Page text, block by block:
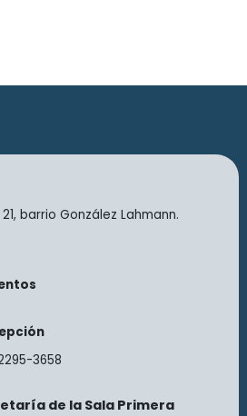
barrio González Lahmann.
3658
de la Sala Primera